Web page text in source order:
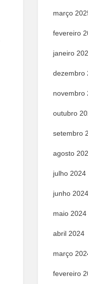
março
fevereiro
janeiro
dezembro
novembro
outubro
setembro
agosto
julho 2024
junho 2024
maio 2024
abril 2024
março
fevereiro